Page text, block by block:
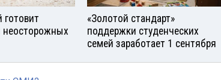
готовит
«Золотой стандарт»
поддержки студенческих
семей заработает 1 сентября